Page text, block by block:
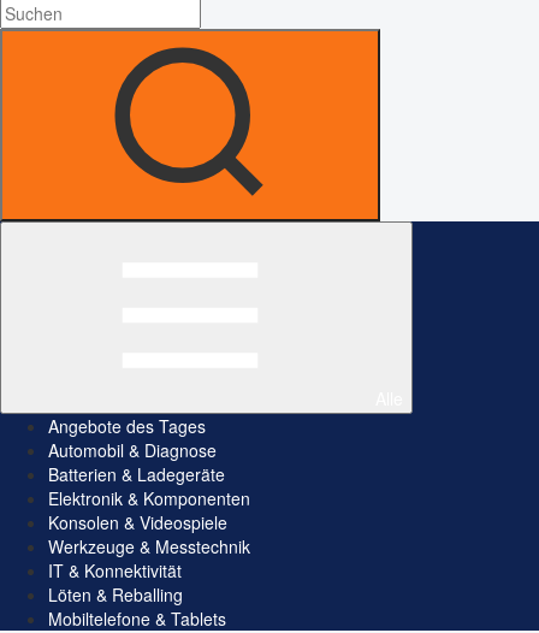
Angebote des Tages
Automobil & Diagnose
Batterien & Ladegeräte
Elektronik & Komponenten
Konsolen & Videospiele
Werkzeuge & Messtechnik
IT & Konnektivität
Löten & Reballing
Mobiltelefone & Tablets